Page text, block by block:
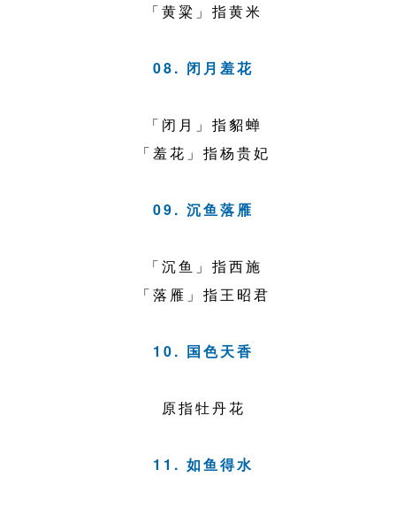
「黄粱」指黄米
08. 闭月羞花
「闭月」指貂蝉
「羞花」指杨贵妃
09. 沉鱼落雁
「沉鱼」指西施
「落雁」指王昭君
10. 国色天香
原指牡丹花
11. 如鱼得水